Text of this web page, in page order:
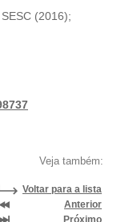
(2016);
Veja também:
Voltar para a lista
Anterior
Próximo